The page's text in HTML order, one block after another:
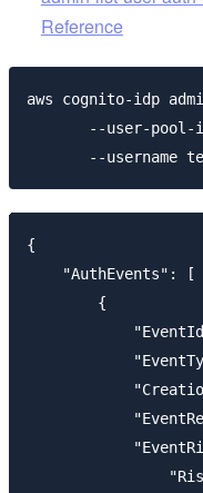
Reference
aws cognito-idp
--user-pool-
{
    "AuthEvents": [
        {